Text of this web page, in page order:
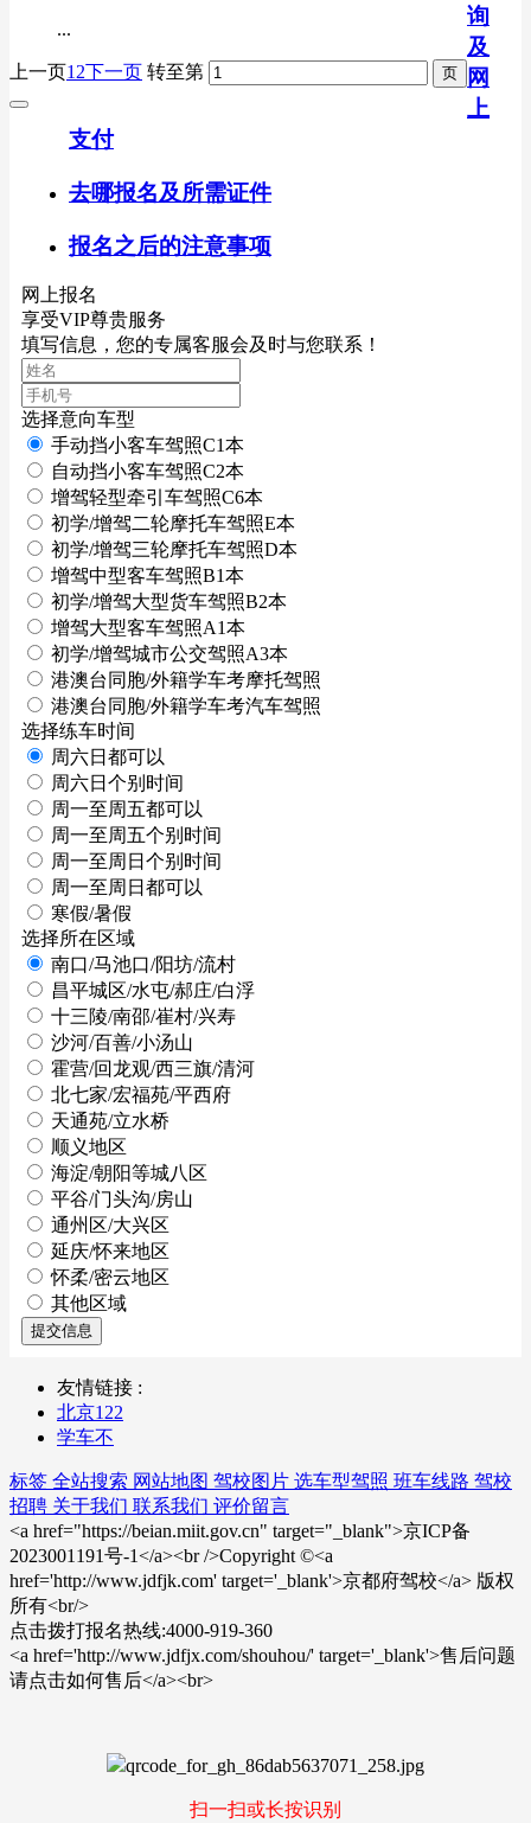
...
上一页1 2下一页 转至第
询
及
网
上
支付
去哪报名及所需证件
报名之后的注意事项
网上报名
享受VIP尊贵服务
填写信息，您的专属客服会及时与您联系！
选择意向车型
手动挡小客车驾照C1本
自动挡小客车驾照C2本
增驾轻型牵引车驾照C6本
初学/增驾二轮摩托车驾照E本
初学/增驾三轮摩托车驾照D本
增驾中型客车驾照B1本
初学/增驾大型货车驾照B2本
增驾大型客车驾照A1本
初学/增驾城市公交驾照A3本
港澳台同胞/外籍学车考摩托驾照
港澳台同胞/外籍学车考汽车驾照
选择练车时间
周六日都可以
周六日个别时间
周一至周五都可以
周一至周五个别时间
周一至周日个别时间
周一至周日都可以
寒假/暑假
选择所在区域
南口/马池口/阳坊/流村
昌平城区/水屯/郝庄/白浮
十三陵/南邵/崔村/兴寿
沙河/百善/小汤山
霍营/回龙观/西三旗/清河
北七家/宏福苑/平西府
天通苑/立水桥
顺义地区
海淀/朝阳等城八区
平谷/门头沟/房山
通州区/大兴区
延庆/怀来地区
怀柔/密云地区
其他区域
提交信息
友情链接 :
北京122
学车不
标签 全站搜索 网站地图 驾校图片 选车型驾照 班车线路 驾校
招聘 关于我们 联系我们 评价留言
<a href="https://beian.miit.gov.cn" target="_blank">京ICP备
2023001191号-1</a><br />Copyright ©<a
href='http://www.jdfjk.com' target='_blank'>京都府驾校</a> 版权
所有<br/>
点击拨打报名热线:4000-919-360
<a href='http://www.jdfjx.com/shouhou/' target='_blank'>售后问题
请点击如何售后</a><br>
扫一扫或长按识别